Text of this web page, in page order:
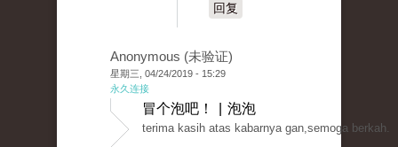
回复
Anonymous (未验证)
星期三, 04/24/2019 - 15:29
永久连接
冒个泡吧！ | 泡泡
terima kasih atas kabarnya gan,semoga berkah.